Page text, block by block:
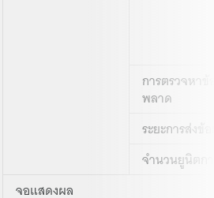
การตรวจหา
พลาด
ระยะการส่งข้
จำนวนยูนิตก
จอแสดงผล